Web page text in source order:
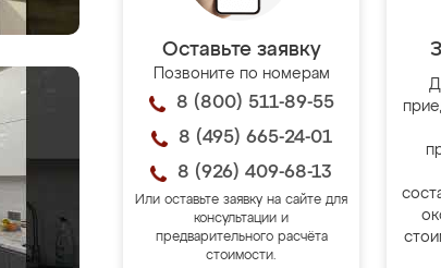
Оставьте заявку
Позвоните по номерам
8 (800) 511-89-55
8 (495) 665-24-01
8 (926) 409-68-13
Или оставьте заявку на сайте для
консультации и
предварительного расчёта
стоимости.